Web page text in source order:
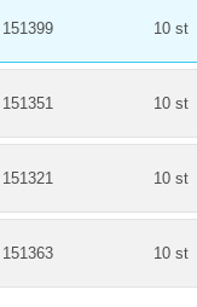
151399 10 st
151351 10 st
151321 10 st
151363 10 st